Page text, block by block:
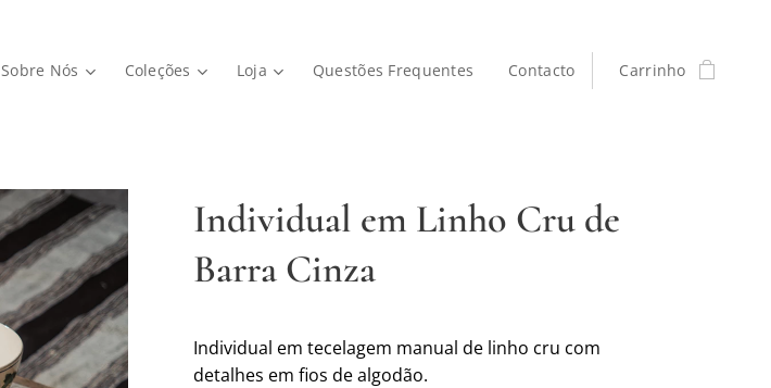
Sobre Nós Coleções Loja Questões Frequentes Contacto Carrinho
Individual em Linho Cru de
Barra Cinza
Individual em tecelagem manual de linho cru com
detalhes em fios de algodão.